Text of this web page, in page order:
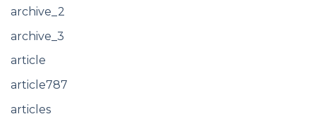
archive_2
archive_3
article
article787
articles